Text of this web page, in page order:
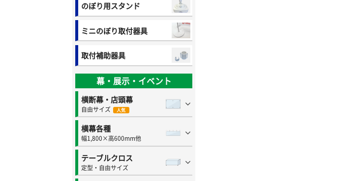
のぼり用スタンド
ミニのぼり取付器具
取付補助器具
幕・展示・イベント
横断幕・店頭幕
自由サイズ 人気
横幕各種
幅1,800×高600mm他
テーブルクロス
定型・自由サイズ